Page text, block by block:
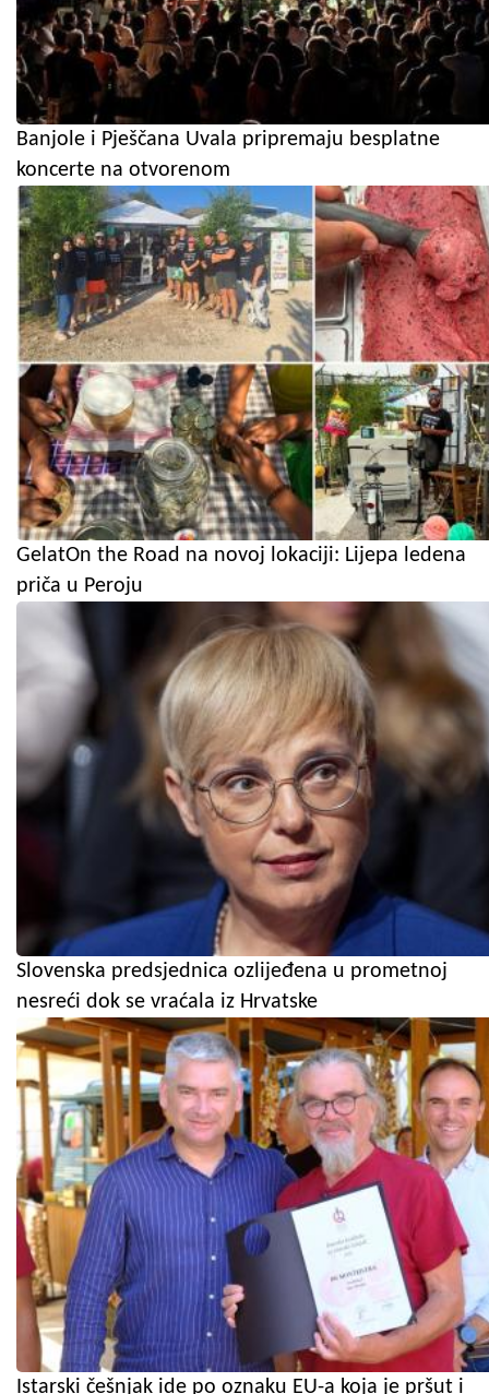
Banjole i Pješčana Uvala pripremaju besplatne
koncerte na otvorenom
GelatOn the Road na novoj lokaciji: Lijepa ledena
priča u Peroju
Slovenska predsjednica ozlijeđena u prometnoj
nesreći dok se vraćala iz Hrvatske
Istarski češnjak ide po oznaku EU-a koja je pršut i